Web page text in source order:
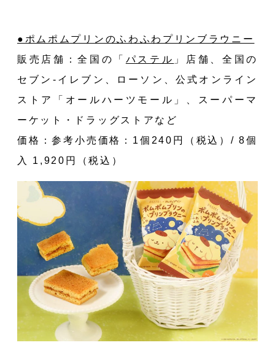
●ポムポムプリンのふわふわプリンブラウニー
販売店舗：全国の
「 パステル 」
店舗、全国の
セブン-イレブン、ローソン、公式オンライン
ストア「 オールハーツモール 」、スーパーマ
ーケット・ドラッグストアなど
価格：参考小売価格：1個240円（税込）/ 8個
入 1,920円（税込）